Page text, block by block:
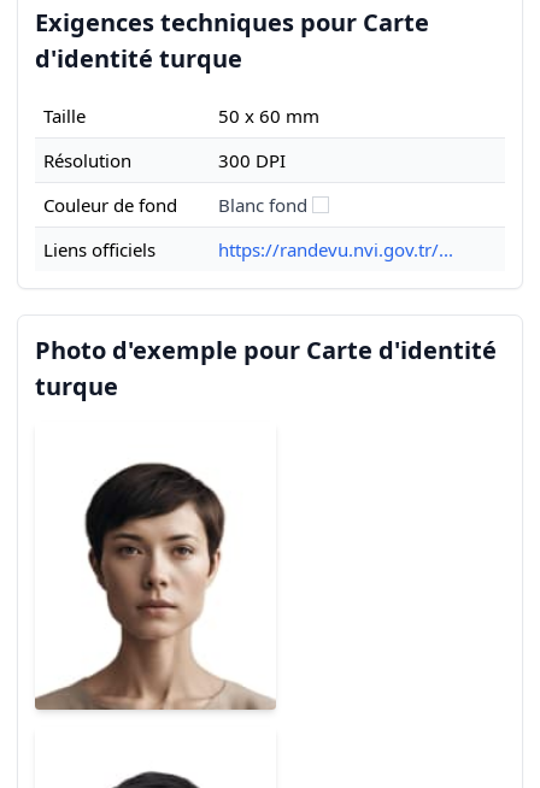
Exigences techniques pour Carte
d'identité turque
Taille
50 x 60 mm
Résolution
300 DPI
Couleur de fond
Blanc fond
Liens officiels
https://randevu.nvi.gov.tr/...
Photo d'exemple pour Carte d'identité
turque